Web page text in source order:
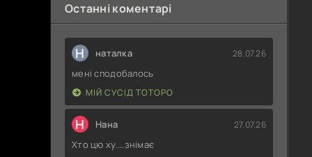
Останні коментарі
Н наталка 28.07.26
мені сподобалось
МІЙ СУСІД ТОТОРО
Н Нана 27.07.26
Хто цю ху....знімає